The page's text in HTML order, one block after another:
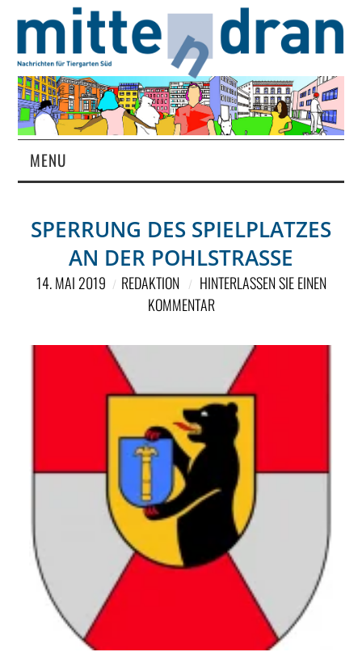
MENU
MAGAZIN
ÜBER UNS
SPONSORING
SPERRUNG DES SPIELPLATZES
AN DER POHLSTRASSE
14. MAI 2019 REDAKTION
HINTERLASSEN SIE EINEN
KOMMENTAR